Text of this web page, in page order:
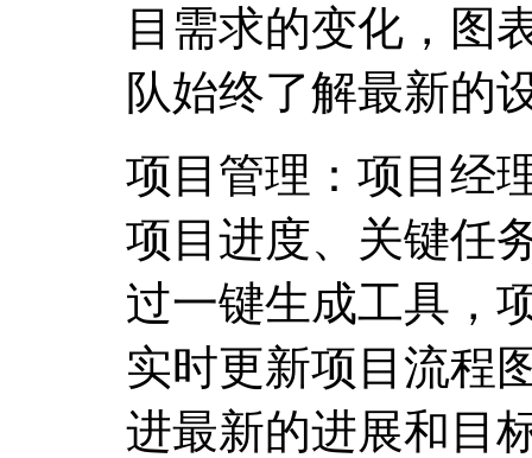
目需求的变化，图
队始终了解最新的
项目管理：项目经
项目进度、关键任
过一键生成工具，
实时更新项目流程
进最新的进展和目